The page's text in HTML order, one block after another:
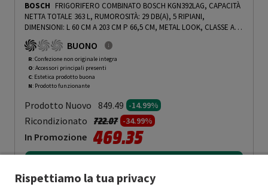
BOSCH FRIGORIFERO COMBINATO BOSCH KGN392LAG, CAPACITÀ
NETTA TOTALE 363 L, RUMOROSITÀ: 29 DB(A), 5 RIPIANI,
DIMENSIONI: L 60 CM A 203 CM P 66,5 CM, METAL LOOK, CLASSE A -
PRMG GRADING ROCN - 14.99%
BUONO
R: Confezione non originale integra
O: Accessori principali presenti
C: Estetica prodotto buona
N: Prodotto funzionante
Prodotto Nuovo 849.49 -14.99%
Ricondizionato Prezzo ridotto da
722.07a-34.99%
In Promozione 469.35
Rispettiamo la tua privacy